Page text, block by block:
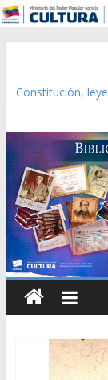
Constitución,
Modesta Bor
Gaceta Oficial
Caracas 09 de
Catálogo